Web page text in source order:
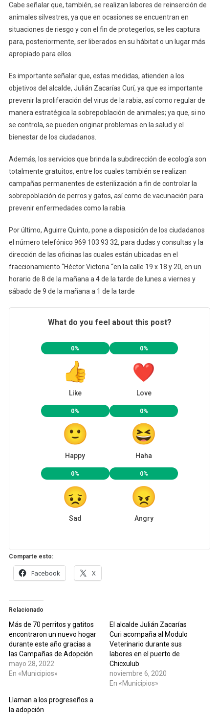
Cabe señalar que, también, se realizan labores de reinserción de
animales silvestres, ya que en ocasiones se encuentran en
situaciones de riesgo y con el fin de protegerlos, se les captura
para, posteriormente, ser liberados en su hábitat o un lugar más
apropiado para ellos.
Es importante señalar que, estas medidas, atienden a los
objetivos del alcalde, Julián Zacarías Curí, ya que es importante
prevenir la proliferación del virus de la rabia, así como regular de
manera estratégica la sobrepoblación de animales; ya que, si no
se controla, se pueden originar problemas en la salud y el
bienestar de los ciudadanos.
Además, los servicios que brinda la subdirección de ecología son
totalmente gratuitos, entre los cuales también se realizan
campañas permanentes de esterilización a fin de controlar la
sobrepoblación de perros y gatos, así como de vacunación para
prevenir enfermedades como la rabia.
Por último, Aguirre Quinto, pone a disposición de los ciudadanos
el número telefónico 969 103 93 32, para dudas y consultas y la
dirección de las oficinas las cuales están ubicadas en el
fraccionamiento “Héctor Victoria “en la calle 19 x 18 y 20, en un
horario de 8 de la mañana a 4 de la tarde de lunes a viernes y
sábado de 9 de la mañana a 1 de la tarde
What do you feel about this post?
0%
Like
0%
Love
0%
Happy
0%
Haha
0%
Sad
0%
Angry
Comparte esto:
Facebook X
Relacionado
Más de 70 perritos y gatitos
encontraron un nuevo hogar
durante este año gracias a
las Campañas de Adopción
mayo 28, 2022
En «Municipios»
El alcalde Julián Zacarías
Curi acompaña al Modulo
Veterinario durante sus
labores en el puerto de
Chicxulub
noviembre 6, 2020
En «Municipios»
Llaman a los progreseños a
la adopción